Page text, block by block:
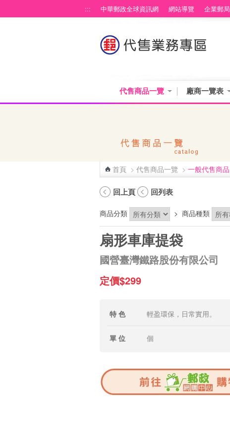
::: 中華郵政全球資訊網 網站導覽 企業郵局
代售商品一覽 廠商一覽表
首頁 > 代售商品一覽 > 一般代售商品
回上頁 回列表
商品分類 > 商品種類
扇形車庫提袋
國營臺灣鐵路股份有限公司
定價$299
特 色 輕盈環保，日常實用。
單 位 個